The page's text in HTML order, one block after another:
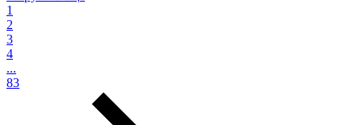
1
2
3
4
...
83